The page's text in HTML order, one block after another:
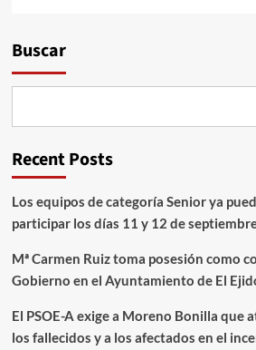
Buscar
Recent Posts
Los equipos de categoría Senior ya
participar los días 11 y 12 de
Mª Carmen Ruiz toma posesión como
Gobierno en el Ayuntamiento de El
El PSOE-A exige a Moreno Bonilla que
los fallecidos y a los afectados en el